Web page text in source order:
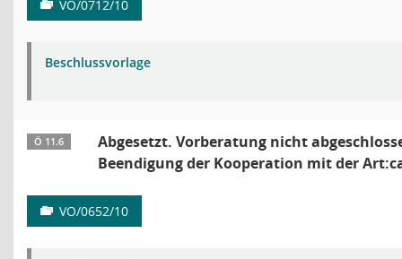
VO/0712/10
Beschlussvorlage
Ö 11.6
Abgesetzt. Vorberatung nicht
Beendigung der Kooperation mit der
VO/0652/10